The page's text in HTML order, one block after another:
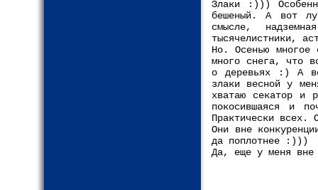
Злаки :)))
бешеный. А вот
смысле,
тысячелистники,
Но. Осенью многое
много снега, что
о деревьях :) А
злаки весной у
хватаю секатор и
покосившаяся и
Практически всех.
Они вне
да поплотнее :)))
Да, еще у меня вне